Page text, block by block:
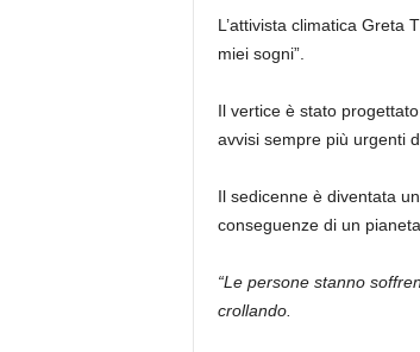
L’attivista climatica Greta
miei sogni”.
Il vertice è stato
avvisi sempre più urgenti
Il sedicenne è diventata
conseguenze di un
“Le persone stanno
crollando.